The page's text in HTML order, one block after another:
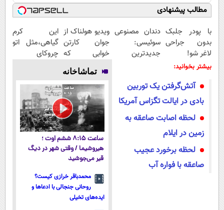
بین الملل
حیات وحش
سیاست خارجی
مطالب پیشنهادی
با پودر جلبک
بدون جراحی
لاغر شو!
دندان مصنوعی
سوئیسی:
جدیدترین
پرداخت قسطی
ویدیو هولناک از
جوان کارتن
خوابی که
میلیاردر شد.
آموزش رایگان
این کرم
گیاهی،مثل اتو
چروکای
بیشتر بخوانید:
آتش‌گرفتن یک توربین
بادی در ایالت تگزاس آمریکا
لحظه اصابت صاعقه به
زمین در ایلام
لحظه برخورد عجیب
صاعقه با فواره آب
تماشاخانه
ساعت ۸:۱۵ ششم اوت ؛
هیروشیما / وقتی شهر در دیگ
قیر می‌جوشید
محمدباقر خرازی کیست؟
روحانی جنجالی با ادعاها و
ایده‌های تخیلی